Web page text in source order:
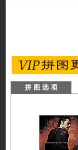
拼 图 选 项